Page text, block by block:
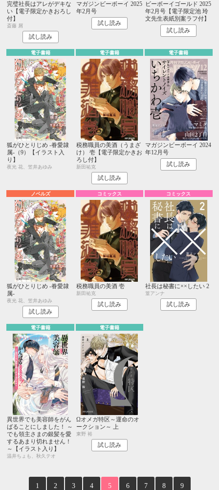
完璧社長はアレがデキな
い【電子限定かきおろし
付】
斎藤 屑
試し読み
マガジンビーボーイ 2025
年2月号
試し読み
ビーボーイゴールド 2025
年2月号【電子限定池 玲
文先生表紙別案ラフ付】
試し読み
電子書籍
狐がひとりじめ -眷愛隷
属-（9）【イラスト入
り】
夜光 花、笠井あゆみ
電子書籍
税務職員の美酒（うまざ
け） 壱【電子限定かきお
ろし付】
新田祐克
試し読み
電子書籍
マガジンビーボーイ 2024
年12月号
試し読み
ノベルズ
狐がひとりじめ -眷愛隷
属-
夜光 花、笠井あゆみ
試し読み
コミックス
税務職員の美酒 壱
新田祐克
試し読み
コミックス
社長は秘書に××したい 2
篁アンナ
試し読み
電子書籍
異世界でも美容師をがん
ばることにしました！ ～
でも領主さまの銀髪を愛
するあまり切れません！
～【イラスト入り】
温井ちょも、秋久テオ
電子書籍
Ωオメガ特区～運命のオ
ークション～ 上
東野 裕
試し読み
1 2 3 4 5 6 7 8 9